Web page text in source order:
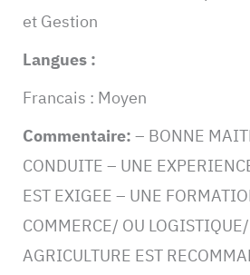
et Gestion
Langues :
Francais : Moyen
Commentaire:– BONNE
CONDUITE – UNE
EST EXIGEE – UNE
COMMERCE/ OU
AGRICULTURE EST